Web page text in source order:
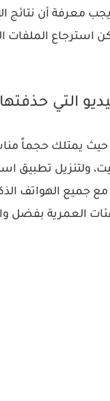
معرفة أن نتائج
استرجاع
التي حذفتها
حيث يمتلك حجماً
ولتنزيل تطبيق
جميع الهواتف
العمرية بفضل